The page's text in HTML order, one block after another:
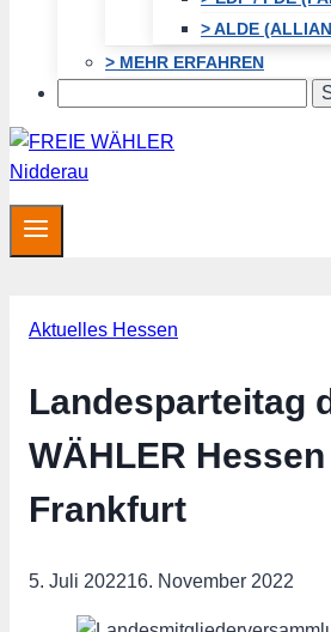
> ALDE
> MEHR ERFAHREN
Aktuelles Hessen
Landesparteitag
WÄHLER
Frankfurt
5. Juli 202216. November 2022